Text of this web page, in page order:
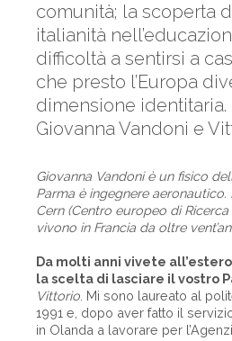
comunità; la scoperta
italianità
difficoltà a sentirsi a
che presto l’Europa
dimensione identitaria.
Giovanna Vandoni e
Giovanna Vandoni è un fisico
Parma è ingegnere
Cern (Centro europeo di
vivono in Francia da oltre
Da molti anni vivete
la scelta di lasciare il vostro
Vittorio . Mi sono laureato al
1991 e, dopo aver fatto il
in Olanda a lavorare per